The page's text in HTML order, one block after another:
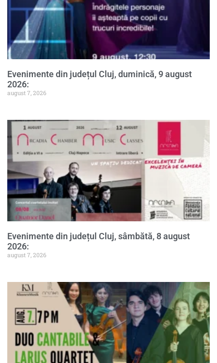
Evenimente din județul Cluj, duminică, 9 august
2026:
august 7, 2026
Evenimente din județul Cluj, sâmbătă, 8 august
2026:
august 7, 2026